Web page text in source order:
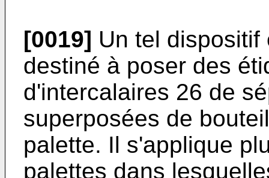
[0019] Un tel
destiné à poser des
d'intercalaires 26 de
superposées de
palette. Il s'applique
palettes dans